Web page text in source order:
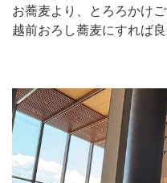
お蕎麦より、とろろかけ
越前おろし蕎麦にすれば良